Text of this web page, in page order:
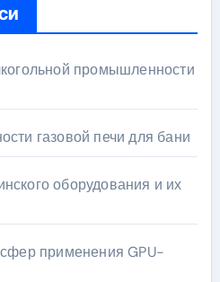
промышленности
газовой печи для бани
оборудования и их
применения GPU-